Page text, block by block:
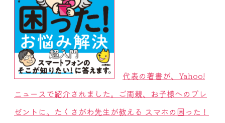
代表の著書が、Yahoo!
ニュースで紹介されました。ご両親、お子様へのプレ
ゼントに。たくさがわ先生が教える スマホの困った！